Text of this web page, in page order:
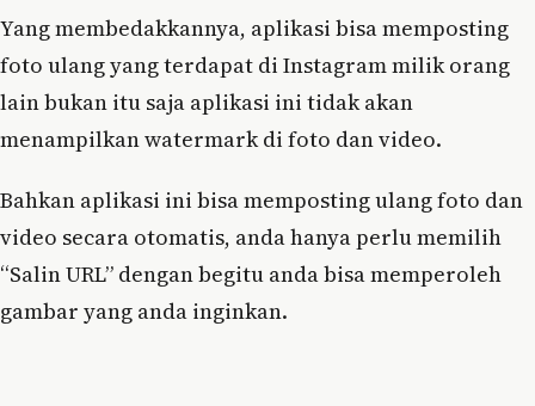
Yang membedakkannya, aplikasi bisa memposting
foto ulang yang terdapat di Instagram milik orang
lain bukan itu saja aplikasi ini tidak akan
menampilkan watermark di foto dan video.
Bahkan aplikasi ini bisa memposting ulang foto dan
video secara otomatis, anda hanya perlu memilih
“Salin URL” dengan begitu anda bisa memperoleh
gambar yang anda inginkan.